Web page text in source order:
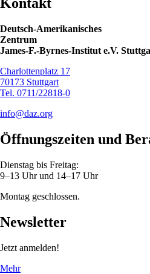
Kontakt
Deutsch-Amerikanisches
Zentrum
James-F.-Byrnes-Institut e.V.
Charlottenplatz 17
70173 Stuttgart
Tel. 0711/22818-0
info@daz.org
Öffnungszeiten und
Dienstag bis Freitag:
9–13 Uhr und 14–17 Uhr
Montag geschlossen.
Newsletter
Jetzt anmelden!
Mehr